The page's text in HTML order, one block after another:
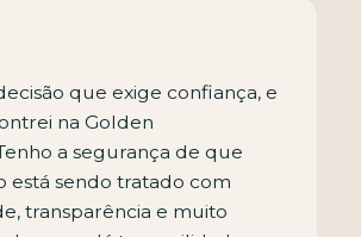
que exige confiança, e
na Golden
a segurança de que
está sendo tratado com
transparência e muito